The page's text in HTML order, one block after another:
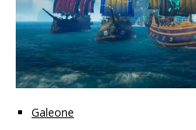
Galeone